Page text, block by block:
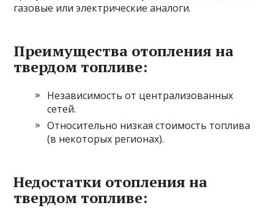
газовые или электрические аналоги.
Преимущества отопления на
твердом топливе:
Независимость от централизованных
сетей.
Относительно низкая стоимость топлива
(в некоторых регионах).
Недостатки отопления на
твердом топливе: